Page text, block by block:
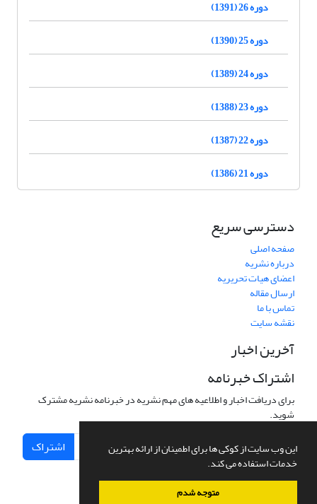
این وب سایت از کوکی ها برای اطمینان از ارائه بهترین
خدمات استفاده می کند.
متوجه شدم
دوره 26 (1391)
دوره 25 (1390)
دوره 24 (1389)
دوره 23 (1388)
دوره 22 (1387)
دوره 21 (1386)
دسترسی سریع
صفحه اصلی
درباره نشریه
اعضای هیات تحریریه
ارسال مقاله
تماس با ما
نقشه سایت
آخرین اخبار
اشتراک خبرنامه
برای دریافت اخبار و اطلاعیه های مهم نشریه در خبرنامه نشریه مشترک
شوید.
اشتراک